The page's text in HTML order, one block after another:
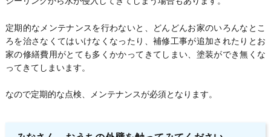
定期的なメンテナンスを行わないと、どんどんお家のいろんなとこ
ろを治さなくてはいけなくなったり、補修工事が追加されたりとお
家の修繕費用がとても多くかかってきてしまい、塗装ができ無くな
ってきてしまいます。
なので定期的な点検、メンテナンスが必須となります。